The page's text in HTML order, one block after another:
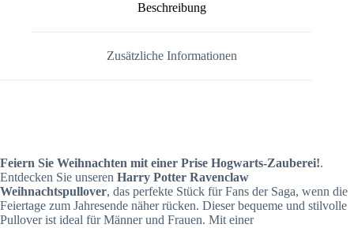
Beschreibung
Zusätzliche Informationen
Feiern Sie Weihnachten mit einer Prise Hogwarts-Zauberei!.
Entdecken Sie unseren Harry Potter Ravenclaw
Weihnachtspullover, das perfekte Stück für Fans der Saga, wenn die
Feiertage zum Jahresende näher rücken. Dieser bequeme und stilvolle
Pullover ist ideal für Männer und Frauen. Mit einer